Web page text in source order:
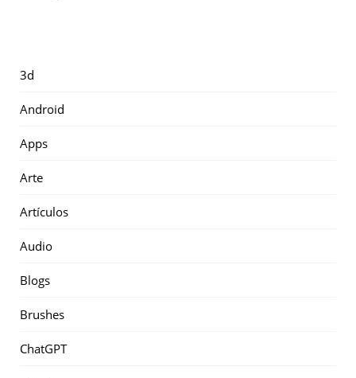
3d
Android
Apps
Arte
Artículos
Audio
Blogs
Brushes
ChatGPT